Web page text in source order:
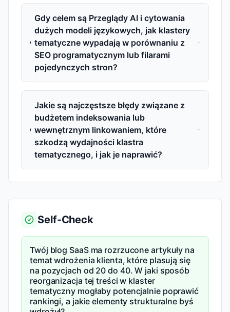
Gdy celem są Przeglądy AI i cytowania
dużych modeli językowych, jak klastery
tematyczne wypadają w porównaniu z
SEO programatycznym lub filarami
pojedynczych stron?
Jakie są najczęstsze błędy związane z
budżetem indeksowania lub
wewnętrznym linkowaniem, które
szkodzą wydajności klastra
tematycznego, i jak je naprawić?
Self-Check
Twój blog SaaS ma rozrzucone artykuły na
temat wdrożenia klienta, które plasują się
na pozycjach od 20 do 40. W jaki sposób
reorganizacja tej treści w klaster
tematyczny mogłaby potencjalnie poprawić
rankingi, a jakie elementy strukturalne byś